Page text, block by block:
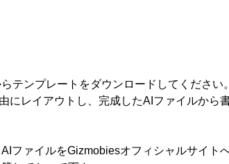
テンプレートをダウンロードしてください
にレイアウトし、完成したAIファイルから
ファイルをGizmobiesオフィシャルサイト